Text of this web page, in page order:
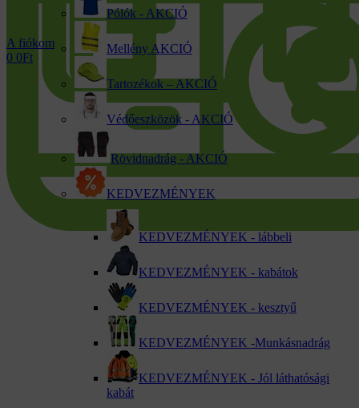
A fiókom
0 0Ft
Pólók - AKCIÓ
Mellény AKCIÓ
Tartozékok – AKCIÓ
Védőeszközök - AKCIÓ
Rövidnadrág - AKCIÓ
KEDVEZMÉNYEK
KEDVEZMÉNYEK - lábbeli
KEDVEZMÉNYEK - kabátok
KEDVEZMÉNYEK - kesztyű
KEDVEZMÉNYEK -Munkásnadrág
KEDVEZMÉNYEK - Jól láthatósági
kabát